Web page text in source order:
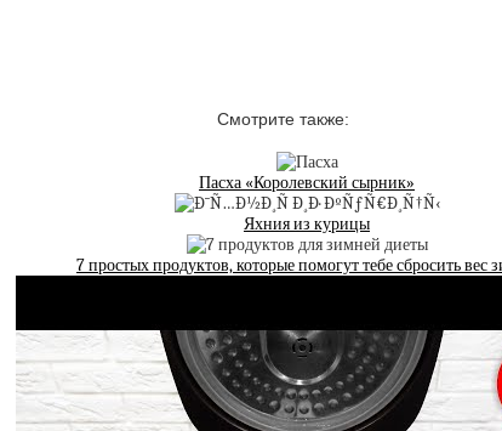
Смотрите также:
Пасха «Королевский сырник»
Яхния из курицы
7 простых продуктов, которые помогут тебе сбросить вес